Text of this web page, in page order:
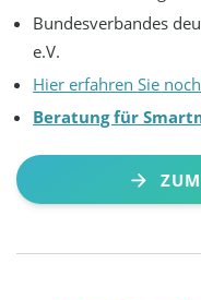
Bundesverbandes
e.V.
Hier erfahren Sie
Beratung für